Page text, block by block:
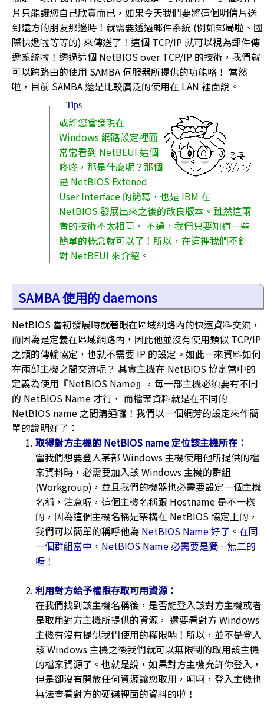
片只能讓您自己欣賞而已，如果今天我們要將這個明信片送
到遠方的朋友那邊時！就需要透過郵件系統 (例如郵局啦、國
際快遞啦等等的) 來傳送了！這個 TCP/IP 就可以視為郵件傳
遞系統啦！透過這個 NetBIOS over TCP/IP 的技術，我們就
可以跨路由的使用 SAMBA 伺服器所提供的功能咯！ 當然
啦，目前 SAMBA 還是比較廣泛的使用在 LAN 裡面說。
Tips
或許您會發現在
Windows 網路設定裡面
常常看到 NetBEUI 這個
咚咚，那是什麼呢？那個
是 NetBIOS Extened
User Interface 的簡寫，也是 IBM 在
NetBIOS 發展出來之後的改良版本。雖然這兩
者的技術不太相同， 不過，我們只要知道一些
簡單的概念就可以了！所以，在這裡我們不針
對 NetBEUI 來介紹。
SAMBA 使用的 daemons
NetBIOS 當初發展時就著眼在區域網路內的快速資料交流，
而因為是定義在區域網路內，因此他並沒有使用類似 TCP/IP
之類的傳輸協定，也就不需要 IP 的設定。如此一來資料如何
在兩部主機之間交流呢？ 其實主機在 NetBIOS 協定當中的
定義為使用『NetBIOS Name』，每一部主機必須要有不同
的 NetBIOS Name 才行， 而檔案資料就是在不同的
NetBIOS name 之間溝通囉！我們以一個網芳的設定來作簡
單的說明好了：
取得對方主機的 NetBIOS name 定位該主機所在：
當我們想要登入某部 Windows 主機使用他所提供的檔
案資料時，必需要加入該 Windows 主機的群組
(Workgroup)，並且我們的機器也必需要設定一個主機
名稱，注意喔，這個主機名稱跟 Hostname 是不一樣
的，因為這個主機名稱是架構在 NetBIOS 協定上的，
我們可以簡單的稱呼他為 NetBIOS Name 好了。在同
一個群組當中，NetBIOS Name 必需要是獨一無二的
喔！
利用對方給予權限存取可用資源：
在我們找到該主機名稱後，是否能登入該對方主機或者
是取用對方主機所提供的資源， 還要看對方 Windows
主機有沒有提供我們使用的權限吶！所以，並不是登入
該 Windows 主機之後我們就可以無限制的取用該主機
的檔案資源了。也就是說，如果對方主機允許你登入，
但是卻沒有開放任何資源讓您取用，呵呵，登入主機也
無法查看對方的硬碟裡面的資料的啦！